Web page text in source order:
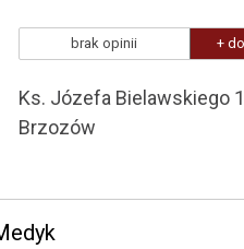
brak opinii +
Ks. Józefa Bielawskiego
Brzozów